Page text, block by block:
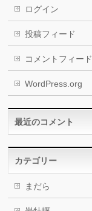
ログイン
投稿フィード
コメントフィード
WordPress.org
最近のコメント
カテゴリー
まだら